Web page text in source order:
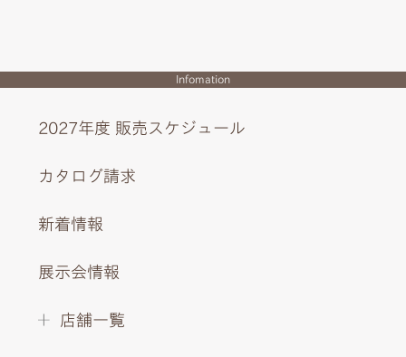
Infomation
2027年度 販売スケジュール
カタログ請求
新着情報
展示会情報
店舗一覧